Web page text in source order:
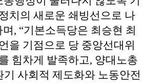
치의 새로운 쇄빙선으로 나
, “기본소득당은 최승현 최
을 기점으로 당 중앙선대위
힘차게 발족하고, 양대노총
사회적 제도화와 노동안전